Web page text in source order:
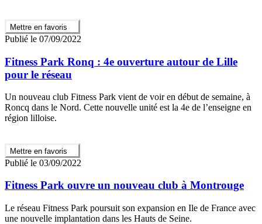
Mettre en favoris
Publié le 07/09/2022
Fitness Park Ronq : 4e ouverture autour de Lille
pour le réseau
Un nouveau club Fitness Park vient de voir en début de semaine, à
Roncq dans le Nord. Cette nouvelle unité est la 4e de l’enseigne en
région lilloise.
Mettre en favoris
Publié le 03/09/2022
Fitness Park ouvre un nouveau club à Montrouge
Le réseau Fitness Park poursuit son expansion en Ile de France avec
une nouvelle implantation dans les Hauts de Seine.